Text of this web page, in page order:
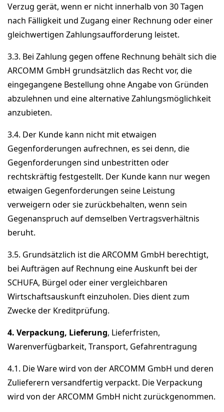
Verzug gerät, wenn er nicht innerhalb von 30 Tagen
nach Fälligkeit und Zugang einer Rechnung oder einer
gleichwertigen Zahlungsaufforderung leistet.
3.3. Bei Zahlung gegen offene Rechnung behält sich die
ARCOMM GmbH grundsätzlich das Recht vor, die
eingegangene Bestellung ohne Angabe von Gründen
abzulehnen und eine alternative Zahlungsmöglichkeit
anzubieten.
3.4. Der Kunde kann nicht mit etwaigen
Gegenforderungen aufrechnen, es sei denn, die
Gegenforderungen sind unbestritten oder
rechtskräftig festgestellt. Der Kunde kann nur wegen
etwaigen Gegenforderungen seine Leistung
verweigern oder sie zurückbehalten, wenn sein
Gegenanspruch auf demselben Vertragsverhältnis
beruht.
3.5. Grundsätzlich ist die ARCOMM GmbH berechtigt,
bei Aufträgen auf Rechnung eine Auskunft bei der
SCHUFA, Bürgel oder einer vergleichbaren
Wirtschaftsauskunft einzuholen. Dies dient zum
Zwecke der Kreditprüfung.
4. Verpackung, Lieferung, Lieferfristen,
Warenverfügbarkeit, Transport, Gefahrentragung
4.1. Die Ware wird von der ARCOMM GmbH und deren
Zulieferern versandfertig verpackt. Die Verpackung
wird von der ARCOMM GmbH nicht zurückgenommen.